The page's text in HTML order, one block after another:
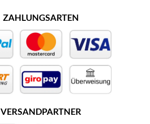
ZAHLUNGSARTEN
VERSANDPARTNER